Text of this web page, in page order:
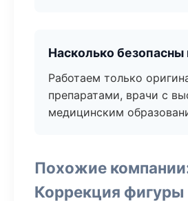
Насколько безопасны
Работаем только
препаратами, врачи с
медицинским
Похожие
Коррекция фигуры